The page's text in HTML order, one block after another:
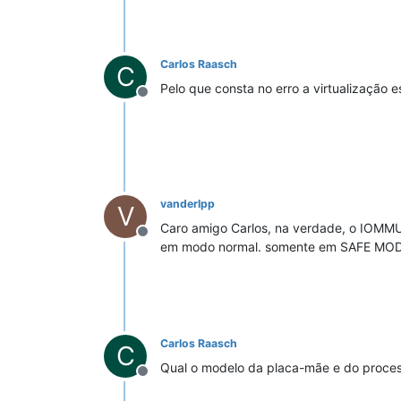
C
Offline
Carlos Raasch
Pelo que consta no erro a virtualização
V
Offline
vanderlpp
Caro amigo Carlos, na verdade, o
em modo normal. somente em SAFE
C
Offline
Carlos Raasch
Qual o modelo da placa-mãe e do